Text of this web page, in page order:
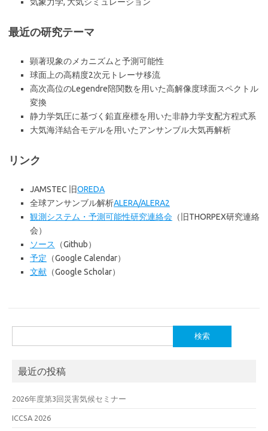
最近の研究テーマ
顕著現象のメカニズムと予測可能性
球面上の高精度2次元トレーサ移流
高次高位のLegendre陪関数を用いた高解像度球面スペクトル
変換
静力学気圧に基づく鉛直座標を用いた非静力学支配方程式系
大気海洋結合モデルを用いたアンサンブル大気再解析
リンク
JAMSTEC 旧OREDA
全球アンサンブル解析ALERA/ALERA2
観測システム・予測可能性研究連絡会 （旧THORPEX研究連絡
会）
ソース
（Github）
予定 （Google Calendar）
文献 （Google Scholar）
索:
最近の投稿
2026年度第3回災害気候セミナー
ICCSA 2026